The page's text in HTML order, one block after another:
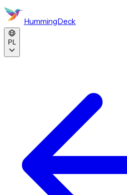
HummingDeck
PL